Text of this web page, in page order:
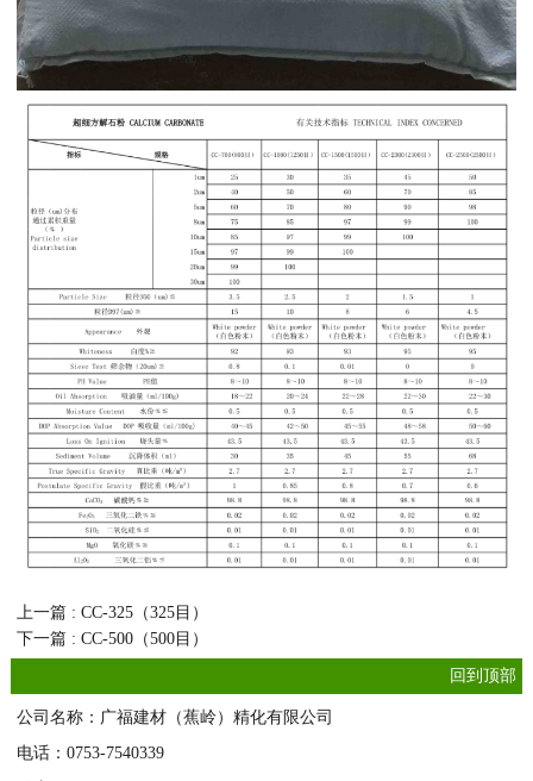
上一篇 : CC-325（325目）
下一篇 : CC-500（500目）
回到顶部
公司名称：广福建材（蕉岭）精化有限公司
电话：0753-7540339